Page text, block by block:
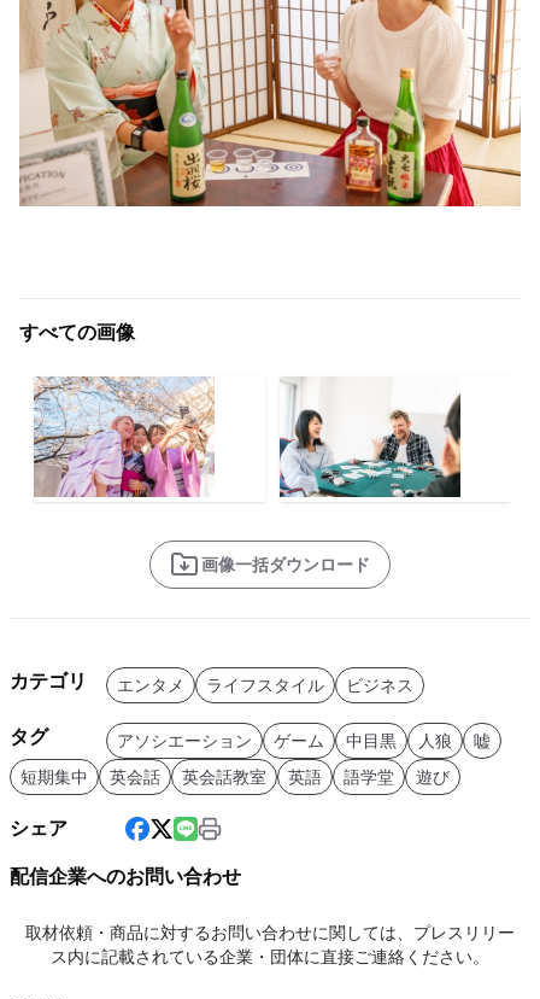
すべての画像
画像一括ダウンロード
カテゴリ エンタメ ライフスタイル ビジネス
タグ アソシエーション ゲーム 中目黒 人狼
嘘
短期集中
英会話 英会話教室 英語 語学堂 遊び
シェア
配信企業へのお問い合わせ
取材依頼・商品に対するお問い合わせに関しては、プレスリリー
ス内に記載されている企業・団体に直接ご連絡ください。